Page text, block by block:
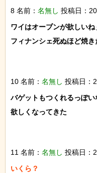
8 名前： 名無し 投稿日：
ワイはオーブンが欲しいね
フィナンシェ死ぬほど焼き
10 名前： 名無し 投稿日：
バゲットもつくれるっぽい
欲しくなってきた
11 名前： 名無し 投稿日：
いくら？